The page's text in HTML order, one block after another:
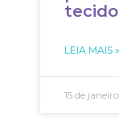
LEIA MAIS »
15 de